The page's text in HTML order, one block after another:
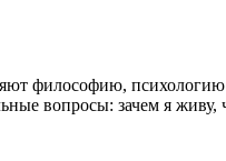
философию, психологию
вопросы: зачем я живу,